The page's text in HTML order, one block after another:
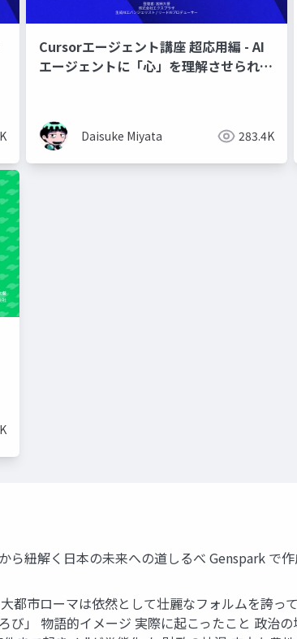
Cursorエージェント講座 超応用編 - AI
エージェントに「心」を理解させられる
Daisuke Miyata 283.4K
ら紐解く日本の未来への道しるべ Genspark で
都市ローマは依然として壮麗なフォルムを誇っ
び」 物語的イメージ 実際に起こったこと 政治